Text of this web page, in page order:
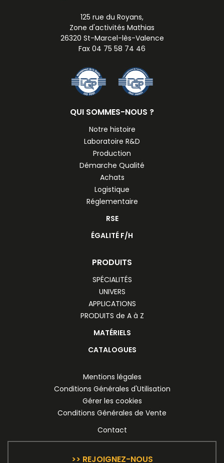
125 rue du Royans,
Zone d'activités Mathias
26320 St-Marcel-lès-Valence
Fax 04 75 58 74 46
QUI SOMMES-NOUS ?
Notre histoire
Laboratoire R&D
Production
Démarche Qualité
Achats
Logistique
Réglementaire
RSE
ÉGALITÉ F/H
PRODUITS
SPÉCIALITÉS
UNIVERS
APPLICATIONS
PRODUITS de A à Z
MATÉRIELS
CATALOGUES
Mentions légales
Conditions Générales d'Utilisation
Gérer les cookies
Conditions Générales de Vente
Contact
>> REJOIGNEZ-NOUS